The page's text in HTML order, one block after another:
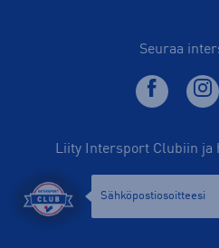
Seuraa
Liity Intersport Clubiin ja